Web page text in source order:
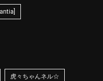
虎々ちゃんネル☆